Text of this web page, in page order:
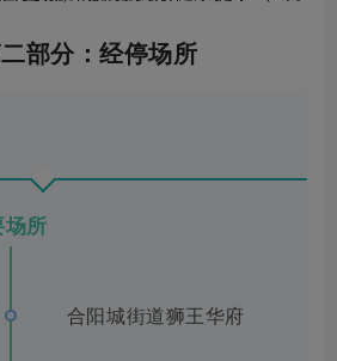
部分：经停场所
所
合阳城街道狮王华府